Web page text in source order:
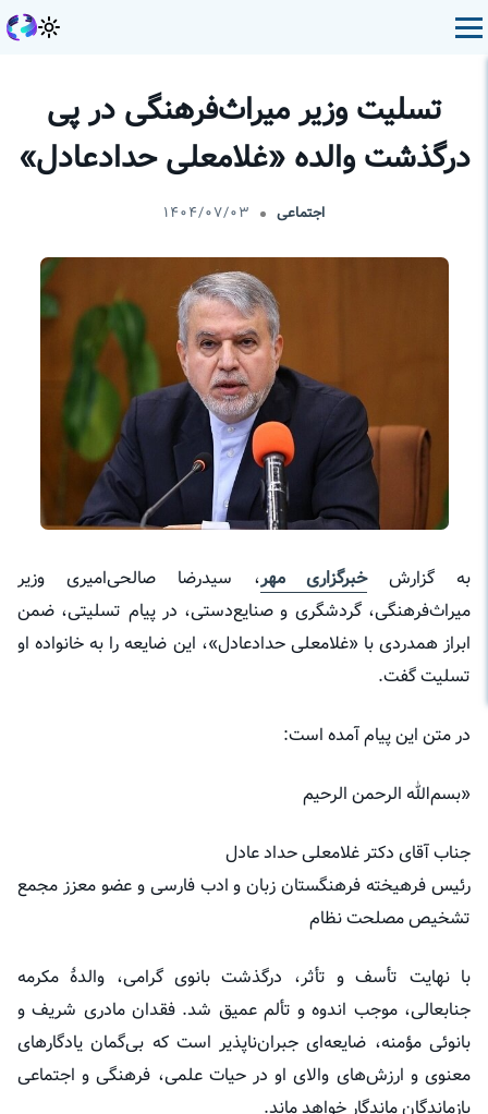
تسلیت وزیر میراث‌فرهنگی در پی
درگذشت والده «غلامعلی حدادعادل»
اجتماعی ۱۴۰۴/۰۷/۰۳
به گزارشخبرگزاری مهر، سیدرضا صالحی‌امیری وزیر
میراث‌فرهنگی، گردشگری و صنایع‌دستی، در پیام تسلیتی، ضمن
ابراز همدردی با «غلامعلی حدادعادل»، این ضایعه را به خانواده او
تسلیت گفت.
در متن این پیام آمده است:
«بسم‌الله الرحمن الرحیم
جناب آقای دکتر غلامعلی حداد عادل
رئیس فرهیخته فرهنگستان زبان و ادب فارسی و عضو معزز مجمع
تشخیص مصلحت نظام
با نهایت تأسف و تأثر، درگذشت بانوی گرامی، والدهٔ مکرمه
جنابعالی، موجب اندوه و تألم عمیق شد. فقدان مادری شریف و
بانوئی مؤمنه، ضایعه‌ای جبران‌ناپذیر است که بی‌گمان یادگارهای
معنوی و ارزش‌های والای او در حیات علمی، فرهنگی و اجتماعی
بازماندگان ماندگار خواهد ماند.